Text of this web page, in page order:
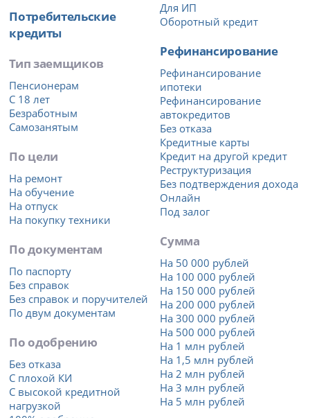
Потребительские
кредиты
Тип заемщиков
Пенсионерам
С 18 лет
Безработным
Самозанятым
По цели
На ремонт
На обучение
На отпуск
На покупку техники
По документам
По паспорту
Без справок
Без справок и поручителей
По двум документам
По одобрению
Без отказа
С плохой КИ
С высокой кредитной
нагрузкой
Для ИП
Оборотный кредит
Рефинансирование
Рефинансирование
ипотеки
Рефинансирование
автокредитов
Без отказа
Кредитные карты
Кредит на другой кредит
Реструктуризация
Без подтверждения дохода
Онлайн
Под залог
Сумма
На 50 000 рублей
На 100 000 рублей
На 150 000 рублей
На 200 000 рублей
На 300 000 рублей
На 500 000 рублей
На 1 млн рублей
На 1,5 млн рублей
На 2 млн рублей
На 3 млн рублей
На 5 млн рублей